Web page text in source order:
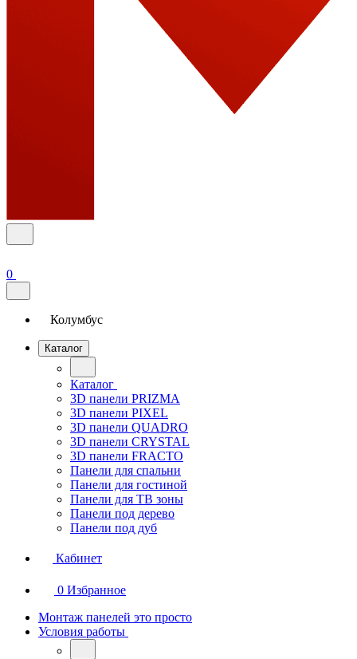
0
Колумбус
Каталог
Каталог
3D панели PRIZMA
3D панели PIXEL
3D панели QUADRO
3D панели CRYSTAL
3D панели FRACTO
Панели для спальни
Панели для гостиной
Панели для ТВ зоны
Панели под дерево
Панели под дуб
Кабинет
0 Избранное
Монтаж панелей это просто
Условия работы